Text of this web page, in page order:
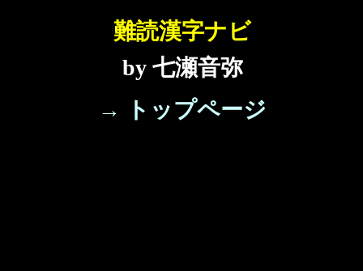
難読漢字ナビ
by 七瀬音弥
→ トップページ